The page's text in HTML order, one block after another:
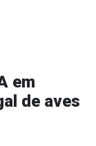
em
de aves